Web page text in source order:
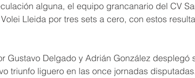
alguna, el equipo grancanario del CV
Lleida por tres sets a cero, con estos
Gustavo Delgado y Adrián González desplegó
triunfo liguero en las once jornadas